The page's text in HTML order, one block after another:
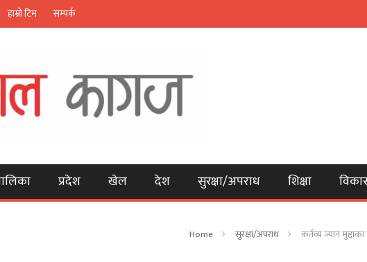
हाम्रो टिम सम्पर्क
प्रदेश खेल देश सुरक्षा/अपराध शिक्षा
Home सुरक्षा/अपराध कर्तव्य ज्यान